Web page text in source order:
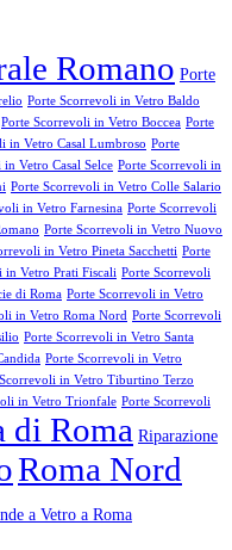
Romano Porte
Porte Scorrevoli in Vetro Baldo
Porte Scorrevoli in Vetro Boccea Porte
in Vetro Casal Lumbroso Porte
Vetro Casal Selce Porte Scorrevoli in
Porte Scorrevoli in Vetro Colle Salario
in Vetro Farnesina Porte Scorrevoli
Porte Scorrevoli in Vetro Nuovo
in Vetro Pineta Sacchetti Porte
in Vetro Prati Fiscali Porte Scorrevoli
di Roma Porte Scorrevoli in Vetro
in Vetro Roma Nord Porte Scorrevoli
Porte Scorrevoli in Vetro Santa
Porte Scorrevoli in Vetro
in Vetro Tiburtino Terzo
in Vetro Trionfale Porte Scorrevoli
di Roma Riparazione
Roma Nord
a Vetro a Roma